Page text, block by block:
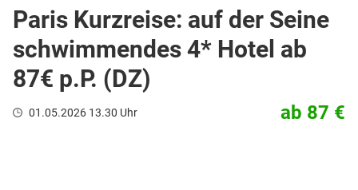
Paris Kurzreise: auf der Seine
schwimmendes 4* Hotel ab
87€ p.P. (DZ)
01.05.2026 13.30 Uhr ab 87 €